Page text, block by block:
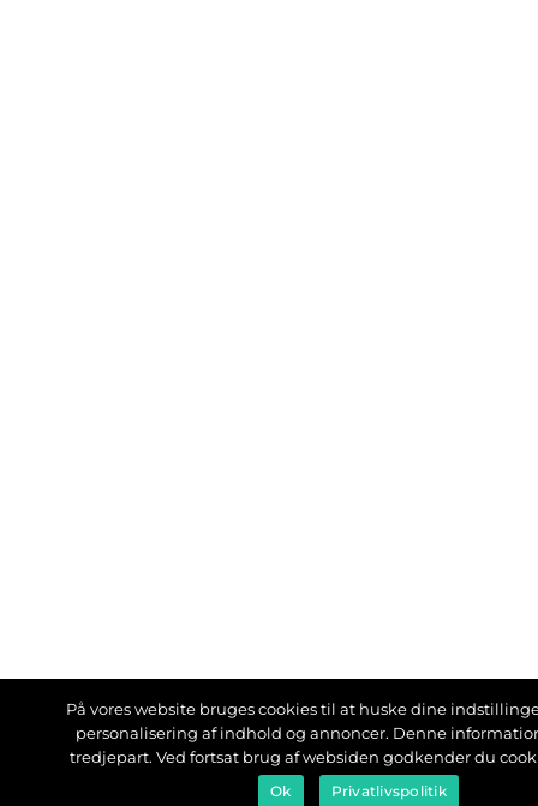
På vores website bruges cookies til at huske dine
personalisering af indhold og annoncer. Denne
tredjepart. Ved fortsat brug af websiden godkender du
Ok Privatlivspolitik